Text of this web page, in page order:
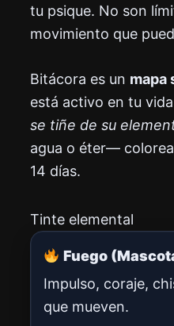
tu psique. No son
movimiento que
Bitácora es un mapa
está activo en tu
se tiñe de su
agua o éter—
14 días.
Tinte elemental
Fuego
Impulso, coraje,
que mueven.